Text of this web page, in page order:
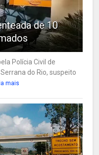
de 10
Polícia Civil de
do Rio, suspeito
mais